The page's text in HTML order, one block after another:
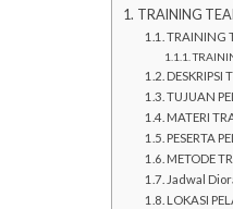
TRAINING
TRAINING
TUJUAN
MATERI
PESERTA
METODE
Jadwal
LOKASI